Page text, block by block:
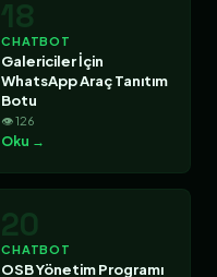
18
CHATBOT
Galericiler İçin
WhatsApp Araç Tanıtım
Botu
👁 126
Oku →
20
CHATBOT
OSB Yönetim Programı